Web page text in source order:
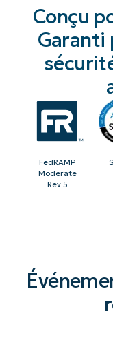
Conçu
Garanti
FedRAMP
Moderate
Rev 5